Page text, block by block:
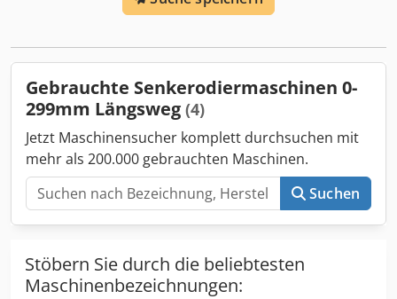
Akrock Siegfried Volz Werkzeugmaschinen Rüschebrinkstr.
Gebrauchte Senkerodiermaschinen 0-
299mm Längsweg (4)
Jetzt Maschinensucher komplett durchsuchen mit
mehr als 200.000 gebrauchten Maschinen.
Suchen
Stöbern Sie durch die beliebtesten
Maschinenbezeichnungen: